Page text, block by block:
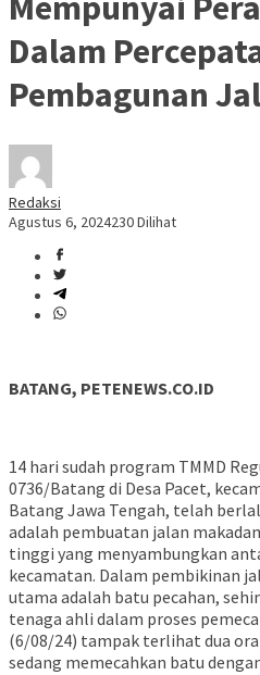
Dalam
Pembagunan
Redaksi
Agustus 6, 2024230 Dilihat
BATANG, PETENEWS.CO.ID
14 hari sudah program TMMD
0736/Batang di Desa Pacet,
Batang Jawa Tengah, telah
adalah pembuatan jalan
tinggi yang menyambungkan
kecamatan. Dalam pembikinan
utama adalah batu pecahan,
tenaga ahli dalam proses
(6/08/24) tampak terlihat dua
sedang memecahkan batu